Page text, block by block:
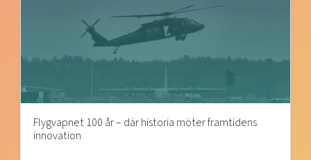
Flygvapnet 100 år – där historia möter framtidens
innovation